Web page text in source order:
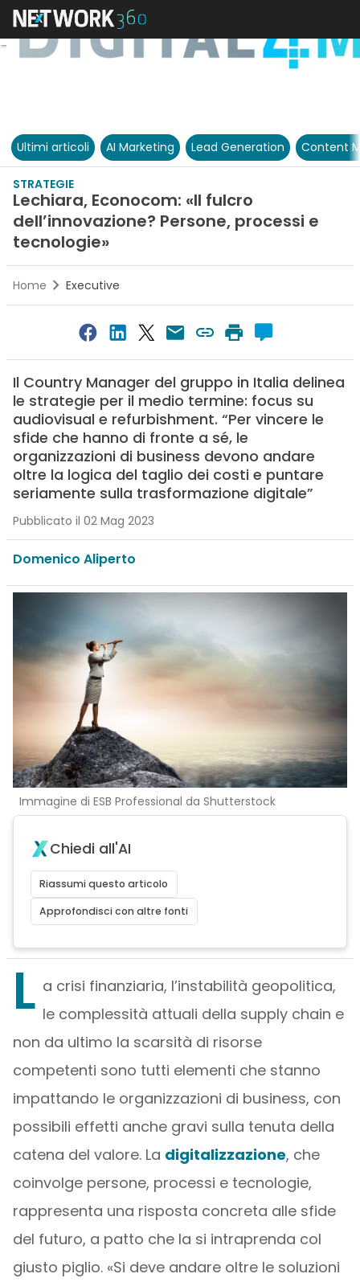
Ultimi articoli AI Marketing Lead Generation Content
STRATEGIE
Lechiara, Econocom: «Il fulcro
dell’innovazione? Persone, processi e
tecnologie»
Home Executive
Il Country Manager del gruppo in Italia delinea
le strategie per il medio termine: focus su
audiovisual e refurbishment. “Per vincere le
sfide che hanno di fronte a sé, le
organizzazioni di business devono andare
oltre la logica del taglio dei costi e puntare
seriamente sulla trasformazione digitale”
Pubblicato il 02 Mag 2023
Domenico Aliperto
Immagine di ESB Professional da Shutterstock
Chiedi all'AI
Riassumi questo articolo
Approfondisci con altre fonti
L a crisi finanziaria, l’instabilità geopolitica,
le complessità attuali della supply chain e
non da ultimo la scarsità di risorse
competenti sono tutti elementi che stanno
impattando le organizzazioni di business, con
possibili effetti anche gravi sulla tenuta della
catena del valore. La digitalizzazione, che
coinvolge persone, processi e tecnologie,
rappresenta una risposta concreta alle sfide
del futuro, a patto che la si intraprenda col
giusto piglio. «Si deve andare oltre le soluzioni